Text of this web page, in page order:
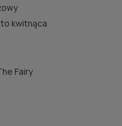
kwitnąca
Fairy